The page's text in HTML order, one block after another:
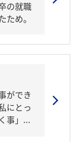
の就職
め。
ができ
にとっ
事」...